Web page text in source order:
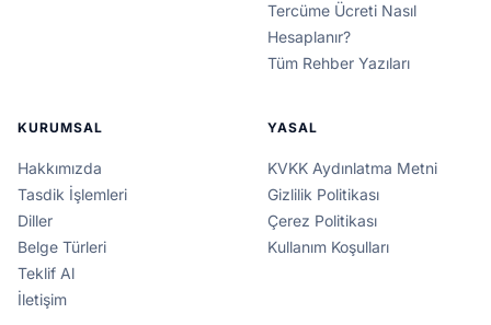
Tercüme Ücreti Nasıl
Hesaplanır?
Tüm Rehber Yazıları
KURUMSAL
Hakkımızda
Tasdik İşlemleri
Diller
Belge Türleri
Teklif Al
İletişim
YASAL
KVKK Aydınlatma Metni
Gizlilik Politikası
Çerez Politikası
Kullanım Koşulları